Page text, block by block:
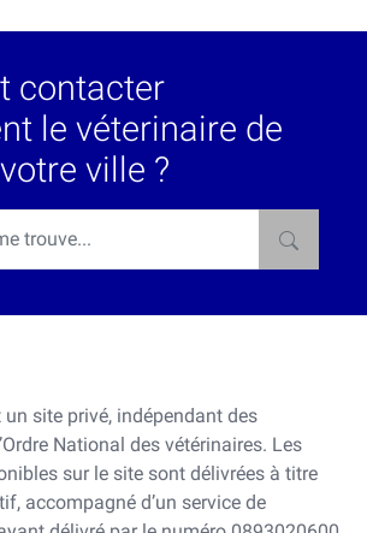
contacter
le véterinaire de
ville ?
un site privé, indépendant des
National des vétérinaires. Les
sur le site sont délivrées à titre
accompagné d’un service de